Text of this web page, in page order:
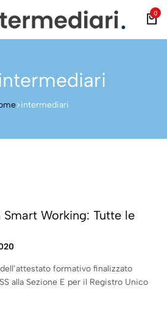
0
intermediari
Smart Working: Tutte le
formativo finalizzato
alla Sezione E per il Registro Unico